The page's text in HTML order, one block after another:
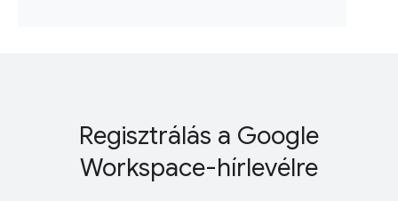
Regisztrálás a Google
Workspace-hírlevélre